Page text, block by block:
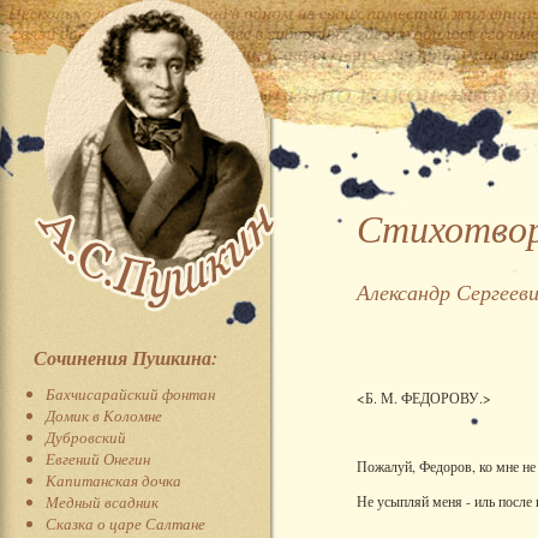
Сочинения Пушкина:
Бахчисарайский фонтан
Домик в Коломне
Дубровский
Евгений Онегин
Капитанская дочка
Медный всадник
Сказка о царе Салтане
Александр
<Б. М. ФЕДОРОВУ.>
Пожалуй, Федоров, ко мне
Не усыпляй меня - иль после